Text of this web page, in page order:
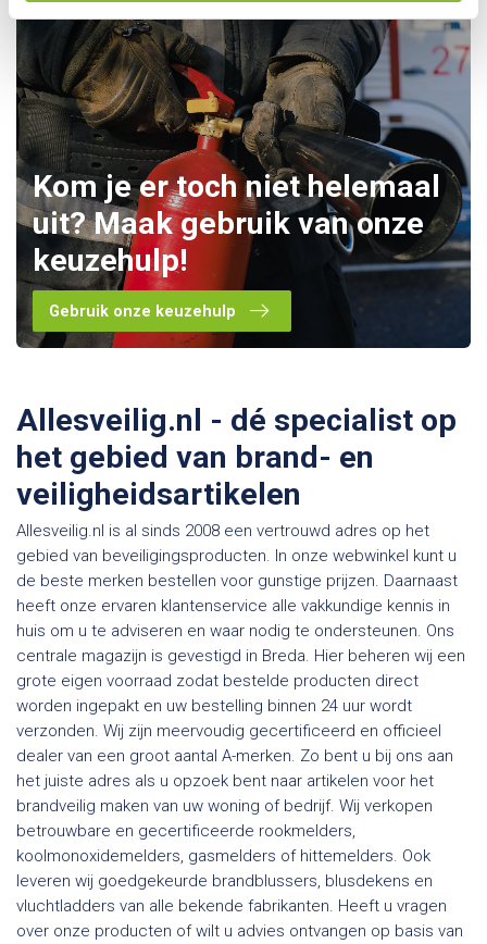
Kom je er toch niet helemaal
uit? Maak gebruik van onze
keuzehulp!
Gebruik onze keuzehulp
Allesveilig.nl - dé specialist op
het gebied van brand- en
veiligheidsartikelen
Allesveilig.nl is al sinds 2008 een vertrouwd adres op het
gebied van beveiligingsproducten. In onze webwinkel kunt u
de beste merken bestellen voor gunstige prijzen. Daarnaast
heeft onze ervaren klantenservice alle vakkundige kennis in
huis om u te adviseren en waar nodig te ondersteunen. Ons
centrale magazijn is gevestigd in Breda. Hier beheren wij een
grote eigen voorraad zodat bestelde producten direct
worden ingepakt en uw bestelling binnen 24 uur wordt
verzonden. Wij zijn meervoudig gecertificeerd en officieel
dealer van een groot aantal A-merken. Zo bent u bij ons aan
het juiste adres als u opzoek bent naar artikelen voor het
brandveilig maken van uw woning of bedrijf. Wij verkopen
betrouwbare en gecertificeerde rookmelders,
koolmonoxidemelders, gasmelders of hittemelders. Ook
leveren wij goedgekeurde brandblussers, blusdekens en
vluchtladders van alle bekende fabrikanten. Heeft u vragen
over onze producten of wilt u advies ontvangen op basis van